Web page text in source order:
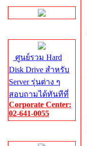
ศูนย์รวม Hard
Disk Drive สำหรับ
Server รุ่นต่าง ๆ
สอบถามได้ทันทีที่
Corporate Center:
02-641-0055